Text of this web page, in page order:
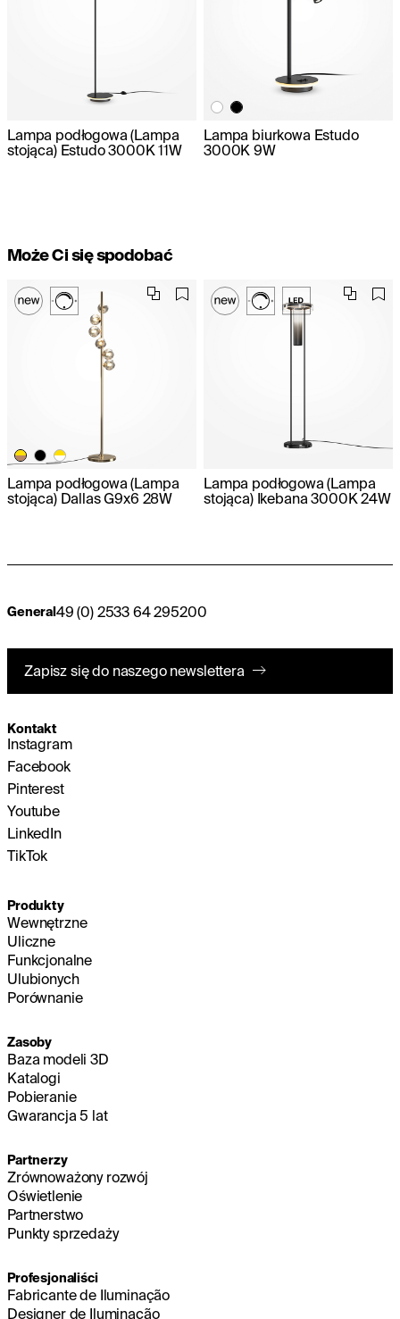
Lampa podłogowa (Lampa
stojąca) Estudo 3000K 11W
Lampa biurkowa Estudo
3000K 9W
Może Ci się spodobać
Lampa podłogowa (Lampa
stojąca) Dallas G9x6 28W
Lampa podłogowa (Lampa
stojąca) Ikebana 3000K 24W
General 49 (0) 2533 64 295200
Zapisz się do naszego newslettera
Kontakt
Instagram
Facebook
Pinterest
Youtube
LinkedIn
TikTok
Produkty
Wewnętrzne
Uliczne
Funkcjonalne
Ulubionych
Porównanie
Zasoby
Baza modeli 3D
Katalogi
Pobieranie
Gwarancja 5 lat
Partnerzy
Zrównoważony rozwój
Oświetlenie
Partnerstwo
Punkty sprzedaży
Profesjonaliści
Fabricante de Iluminação
Designer de Iluminação